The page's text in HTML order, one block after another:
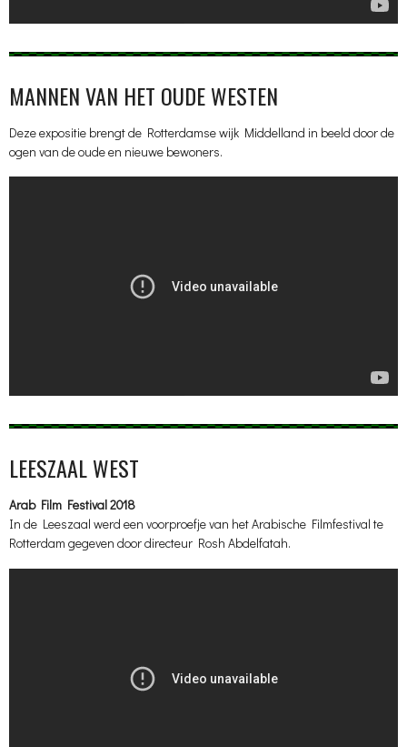
MANNEN VAN HET OUDE WESTEN
Deze expositie brengt de Rotterdamse wijk Middelland in beeld door de
ogen van de oude en nieuwe bewoners.
LEESZAAL WEST
Arab Film Festival 2018
In de Leeszaal werd een voorproefje van het Arabische Filmfestival te
Rotterdam gegeven door directeur Rosh Abdelfatah.